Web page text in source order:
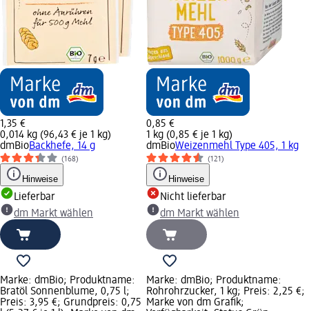
1,35 €
0,014 kg (96,43 € je 1 kg)
dmBioBackhefe, 14 g
(168)
Hinweise
Lieferbar
dm Markt wählen
0,85 €
1 kg (0,85 € je 1 kg)
dmBioWeizenmehl Type 405, 1 kg
(121)
Hinweise
Nicht lieferbar
dm Markt wählen
Marke: dmBio; Produktname:
Bratöl Sonnenblume, 0,75 l;
Preis: 3,95 €; Grundpreis: 0,75
Marke: dmBio; Produktname:
Rohrohrzucker, 1 kg; Preis: 2,25 €;
Marke von dm Grafik;